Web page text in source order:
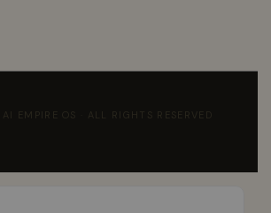
EMPIRE OS · ALL RIGHTS RESERVED